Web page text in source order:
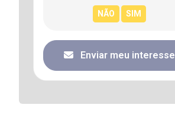
Enviar meu interesse